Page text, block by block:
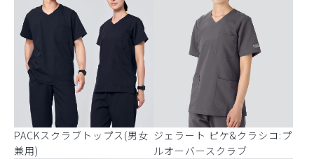
PACKスクラブトップス(男女
兼用)
ジェラート ピケ&クラシコ:プ
ルオーバースクラブ